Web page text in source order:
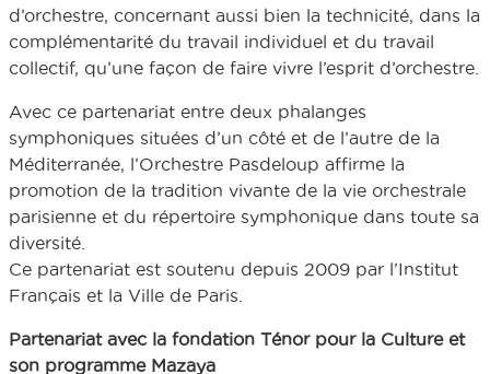
d’orchestre, concernant aussi bien la technicité, dans la
complémentarité du travail individuel et du travail
collectif, qu’une façon de faire vivre l’esprit d’orchestre.
Avec ce partenariat entre deux phalanges
symphoniques situées d’un côté et de l’autre de la
Méditerranée, l’Orchestre Pasdeloup affirme la
promotion de la tradition vivante de la vie orchestrale
parisienne et du répertoire symphonique dans toute sa
diversité.
Ce partenariat est soutenu depuis 2009 par l’Institut
Français et la Ville de Paris.
Partenariat avec la fondation Ténor pour la Culture et
son programme Mazaya